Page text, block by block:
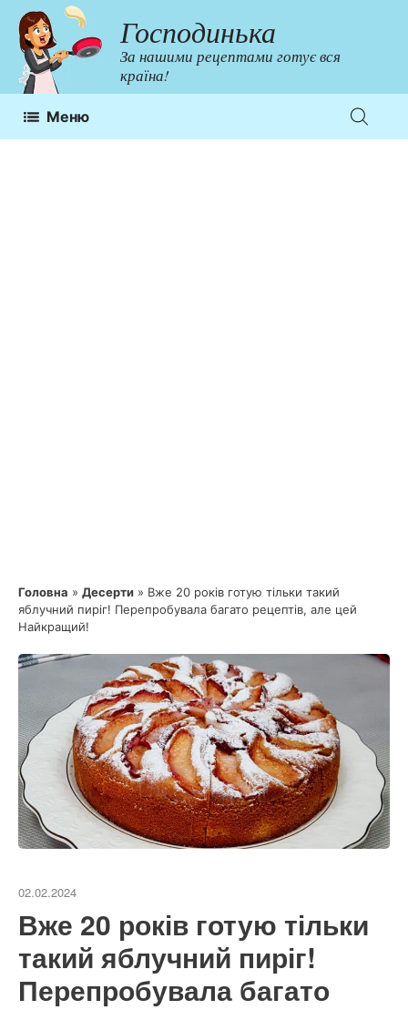
Перейти
до
контенту
Господинька
За нашими рецептами готує вся
країна!
Меню
Головна » Десерти » Вже 20 років готую тільки такий
яблучний пиріг! Перепробувала багато рецептів, але цей
Найкращий!
02.02.2024
Вже 20 років готую тільки
такий яблучний пиріг!
Перепробувала багато